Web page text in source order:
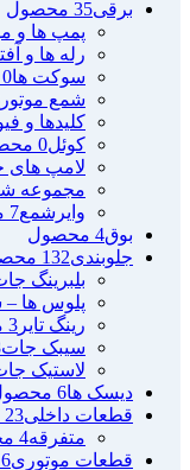
برقی35 محصول
پمپ ها و
رله ها و
سوکت ها0 محصول
شمع موتور
کلیدها و
کوئل0 محصول
لامپ های
مجموعه
وایرشمع7 محصول
بوق4 محصول
جلوبندی132 محصول
بلبرینگ
پلوس ها
رینگ تایر 3 محصول
سیبک جات
لاستیک
دیسک ها6 محصول
قطعات داخلی23 محصول
متفرقه4 محصول
قطعات موتوری6 محصول